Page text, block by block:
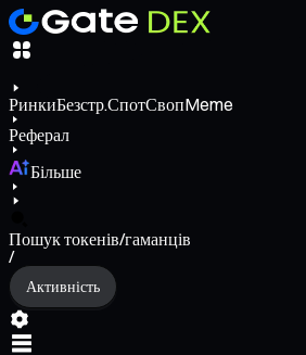
РинкиБезстр.СпотСвопMeme
Реферал
Більше
Пошук токенів/гаманців
/
Активність